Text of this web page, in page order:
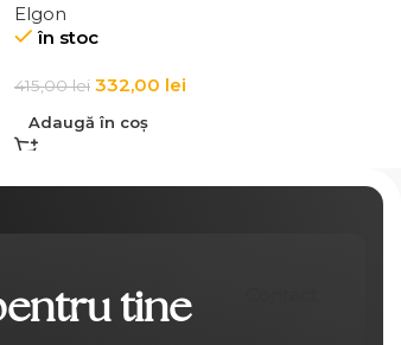
Elgon
în stoc
415,00lei 332,00 lei
Adaugă în coș
tine